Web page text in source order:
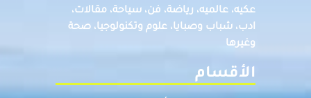
عكيه، عالميه، رياضة، فن، سياحة، مقالات،
ادب، شباب وصبايا، علوم وتكنولوجيا، صحة
وغيرها
الأقسام